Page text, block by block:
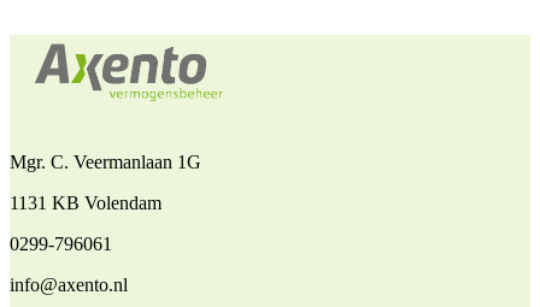
Mgr. C. Veermanlaan 1G
1131 KB Volendam
0299-796061
info@axento.nl